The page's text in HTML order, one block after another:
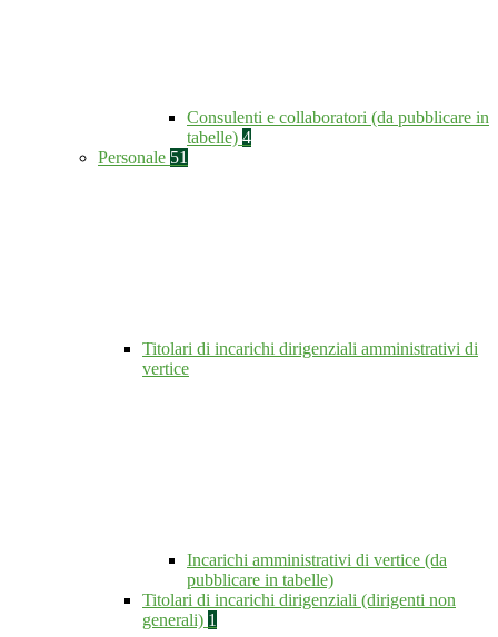
Consulenti e collaboratori (da pubblicare in
tabelle) 4
Personale 51
Titolari di incarichi dirigenziali amministrativi di
vertice
Incarichi amministrativi di vertice (da
pubblicare in tabelle)
Titolari di incarichi dirigenziali (dirigenti non
generali) 1